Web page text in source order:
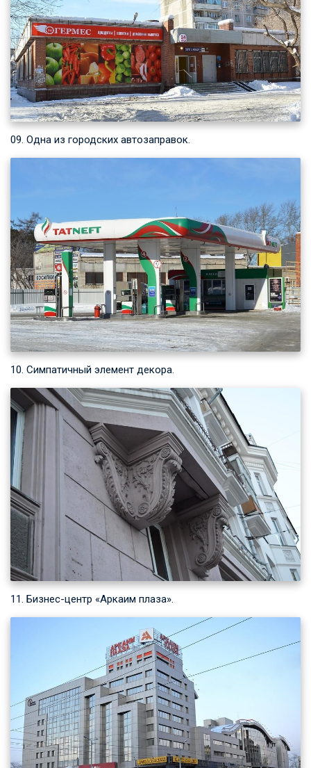
09. Одна из городских автозаправок.
10. Симпатичный элемент декора.
11. Бизнес-центр «Аркаим плаза».